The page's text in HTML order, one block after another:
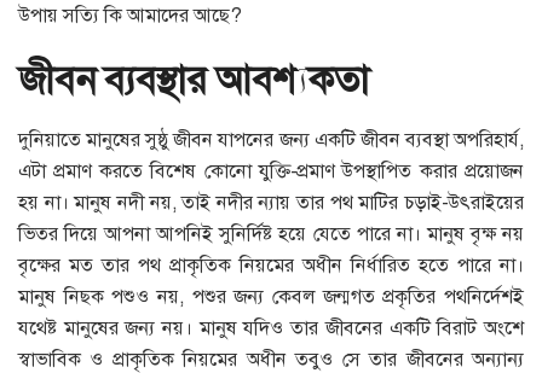
উপায় সত্যি কি আমাদের আছে?
জীবন ব্যবস্থার আবশ্যকতা
দুনিয়াতে মানুষের সুষ্ঠু জীবন যাপনের জন্য একটি জীবন ব্যবস্থা অপরিহার্য,
এটা প্রমাণ করতে বিশেষ কোনো যুক্তি-প্রমাণ উপস্থাপিত করার প্রয়োজন
হয় না। মানুষ নদী নয়, তাই নদীর ন্যায় তার পথ মাটির চড়াই-উৎরাইয়ের
ভিতর দিয়ে আপনা আপনিই সুনির্দিষ্ট হয়ে যেতে পারে না। মানুষ বৃক্ষ নয়
বৃক্ষের মত তার পথ প্রাকৃতিক নিয়মের অধীন নির্ধারিত হতে পারে না।
মানুষ নিছক পশুও নয়, পশুর জন্য কেবল জন্মগত প্রকৃতির পথনির্দেশই
যথেষ্ট মানুষের জন্য নয়। মানুষ যদিও তার জীবনের একটি বিরাট অংশে
স্বাভাবিক ও প্রাকৃতিক নিয়মের অধীন তবুও সে তার জীবনের অন্যান্য